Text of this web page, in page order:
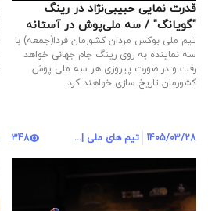
قدرت نمایی حبیبی‌نژاد در رینگ
"گویانگ" / سه ملی‌پوش در آستانه
تاریخ‌سازی
تیم ملی بوکس مردان کشورمان فردا(جمعه) با
سه نماینده به روی رینگ جام جهانی خواهد
رفت و در صورت پیروزی هر سه ملی پوش
کشورمان تاریخ سازی خواهند کرد.
1405/03/28 تیم های ملی | روابط عمومی 348